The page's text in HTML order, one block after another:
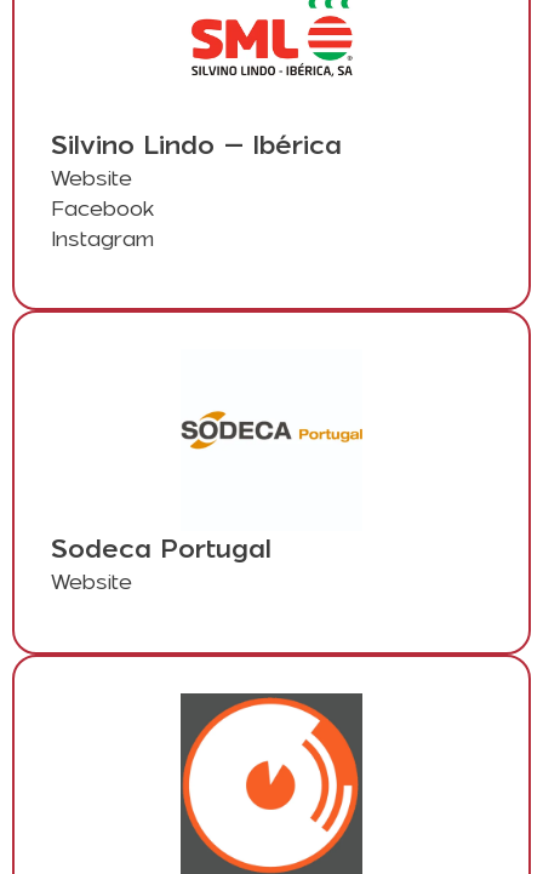
Silvino Lindo – Ibérica
Website
Facebook
Instagram
Sodeca Portugal
Website